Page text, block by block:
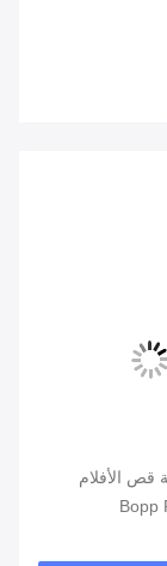
قص الأفلام
Bopp